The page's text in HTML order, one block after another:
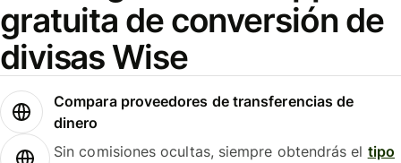
gratuita de conversión de
divisas Wise
Compara proveedores de transferencias de
dinero
Sin comisiones ocultas, siempre obtendrás el tipo